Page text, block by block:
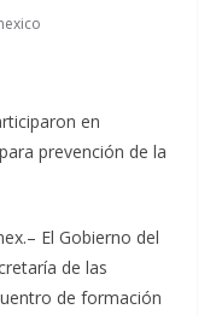
en
prevención de la
El Gobierno del
de las
de formación